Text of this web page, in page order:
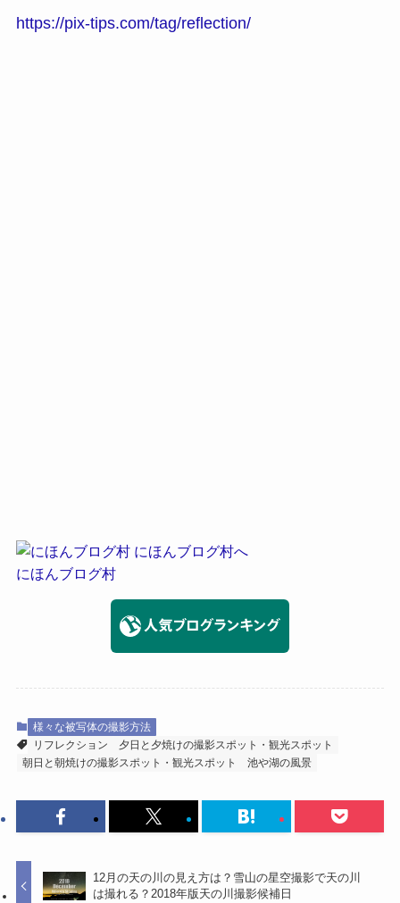
https://pix-tips.com/tag/reflection/
にほんブログ村
様々な被写体の撮影方法
リフレクション
夕日と夕焼けの撮影スポット・観光スポット
朝日と朝焼けの撮影スポット・観光スポット
池や湖の風景
12月の天の川の見え方は？雪山の星空撮影で天の川
は撮れる？2018年版天の川撮影候補日